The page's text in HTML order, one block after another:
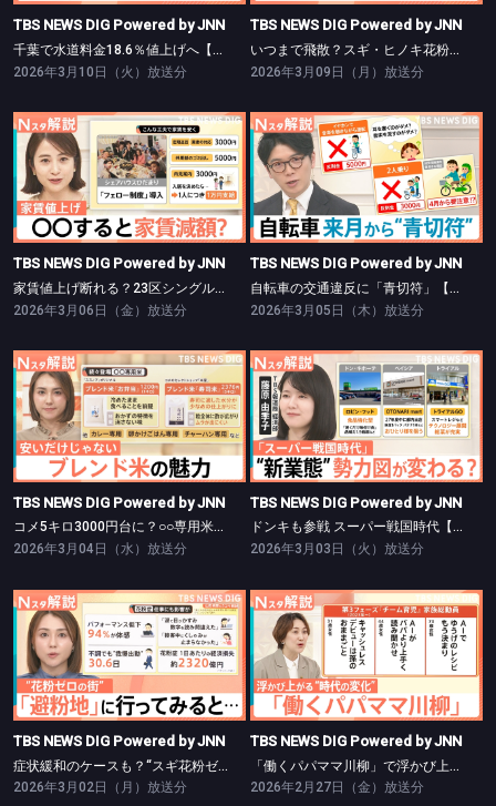
TBS NEWS DIG Powered by JNN
千葉で水道料金18.6％値上げへ【Nスタ】
2026年3月10日（火）放送分
TBS NEWS DIG Powered by JNN
いつまで飛散？スギ・ヒノキ花粉ピーク予測【Nスタ】
2026年3月09日（月）放送分
TBS NEWS DIG Powered by JNN
家賃値上げ断れる？23区シングル向き13万円超【Nスタ】
TBS NEWS DIG Powered by JNN
家賃値上げ断れる？23区シングル向き13万円超【Nスタ】
2026年3月06日（金）放送分
TBS NEWS DIG Powered by JNN
自転車の交通違反に「青切符」【Nスタ】
TBS NEWS DIG Powered by JNN
自転車の交通違反に「青切符」【Nスタ】
2026年3月05日（木）放送分
TBS NEWS DIG Powered by JNN
コメ5キロ3000円台に？○○専用米も登場【Nスタ】
TBS NEWS DIG Powered by JNN
コメ5キロ3000円台に？○○専用米も登場【Nスタ】
2026年3月04日（水）放送分
TBS NEWS DIG Powered by JNN
ドンキも参戦 スーパー戦国時代【Nスタ】
TBS NEWS DIG Powered by JNN
ドンキも参戦 スーパー戦国時代【Nスタ】
2026年3月03日（火）放送分
TBS NEWS DIG Powered by JNN
症状緩和のケースも？“スギ花粉ゼロ”の避粉地とは【Nスタ】
TBS NEWS DIG Powered by JNN
症状緩和のケースも？“スギ花粉ゼロ”の避粉地とは【Nスタ】
2026年3月02日（月）放送分
TBS NEWS DIG Powered by JNN
「働くパパママ川柳」で浮かび上がる“時代の変化”【Nスタ】
TBS NEWS DIG Powered by JNN
「働くパパママ川柳」で浮かび上がる“時代の変化”【Nスタ】
2026年2月27日（金）放送分